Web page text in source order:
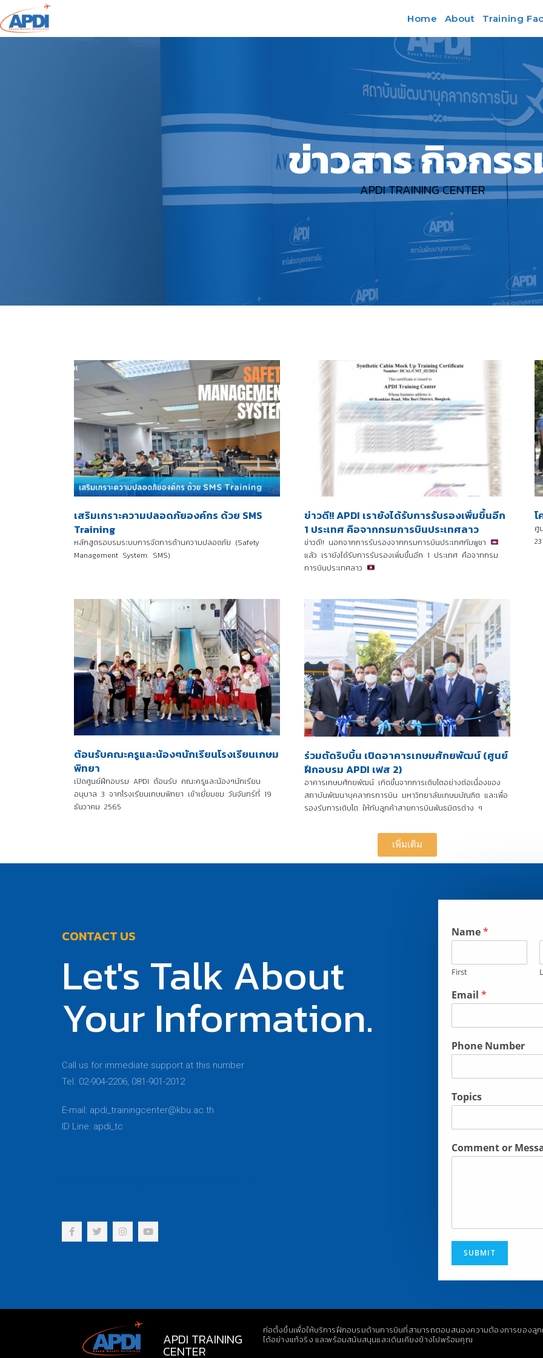
Home About Training
ข่าวสาร กิจกร
APDI TRAINING CENTER
เสริมเกราะความปลอดภัยองค์กร ด้วย SMS
Training
หลักสูตรอบรมระบบการจัดการด้านความปลอดภัย (Safety
Management System: SMS)
ข่าวดี!! APDI เรายังได้รับการรับรองเพิ่มขึ้นอีก
1 ประเทศ คือจากกรมการบินประเทศลาว
ข่าวดี!! นอกจากการรับรองจากกรมการบินประเทศกัมพูชา
แล้ว เรายังได้รับการรับรองเพิ่มขึ้นอีก 1 ประเทศ คือจากกรม
การบินประเทศลาว
ศู
ต้อนรับคณะครูและน้องๆนักเรียนโรงเรียนเกษม
พิทยา
เปิดศูนย์ฝึกอบรม APDI ต้อนรับ คณะครูและน้องๆนักเรียน
อนุบาล 3 จากโรงเรียนเกษมพิทยา เข้าเยี่ยมชม วันจันทร์ที่ 19
ธันวาคม 2565
ร่วมตัดริบบิ้น เปิดอาคารเกษมศักยพัฒน์ (ศูนย์
ฝึกอบรม APDI เฟส 2)
อาคารเกษมศักยพัฒน์ เกิดขึ้นจากการเติบโตอย่างต่อเนื่องของ
สถาบันพัฒนาบุคลากรการบิน มหาวิทยาลัยเกษมบัณฑิต และเพื่อ
รองรับการเติบโต ให้กับลูกค้าสายการบินพันธมิตรต่าง ๆ
เพิ่มเติม
CONTACT US
Let's Talk About
Your Information.
Call us for immediate support at this number
Tel. 02-904-2206, 081-901-2012
E-mail: apdi_trainingcenter@kbu.ac.th
ID Line: apdi_tc
Name*
First
Email *
Phone Number
Topics
Comment or
SUBMIT
APDI TRAINING
CENTER
ก่อตั้งขึ้นเพื่อให้บริการฝึกอบรมด้านการบินที่สามารถตอบสนองความต้องการของลู
ได้อย่างแท้จริง และพร้อมสนับสนุนและเดินเคียงข้างไปพร้อมคุณ